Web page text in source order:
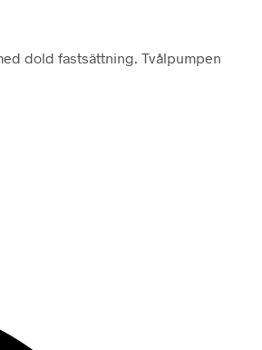
dold fastsättning. Tvålpumpen